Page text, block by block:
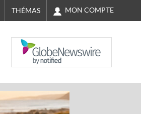
THÉMAS MON COMPTE
NASDAQ